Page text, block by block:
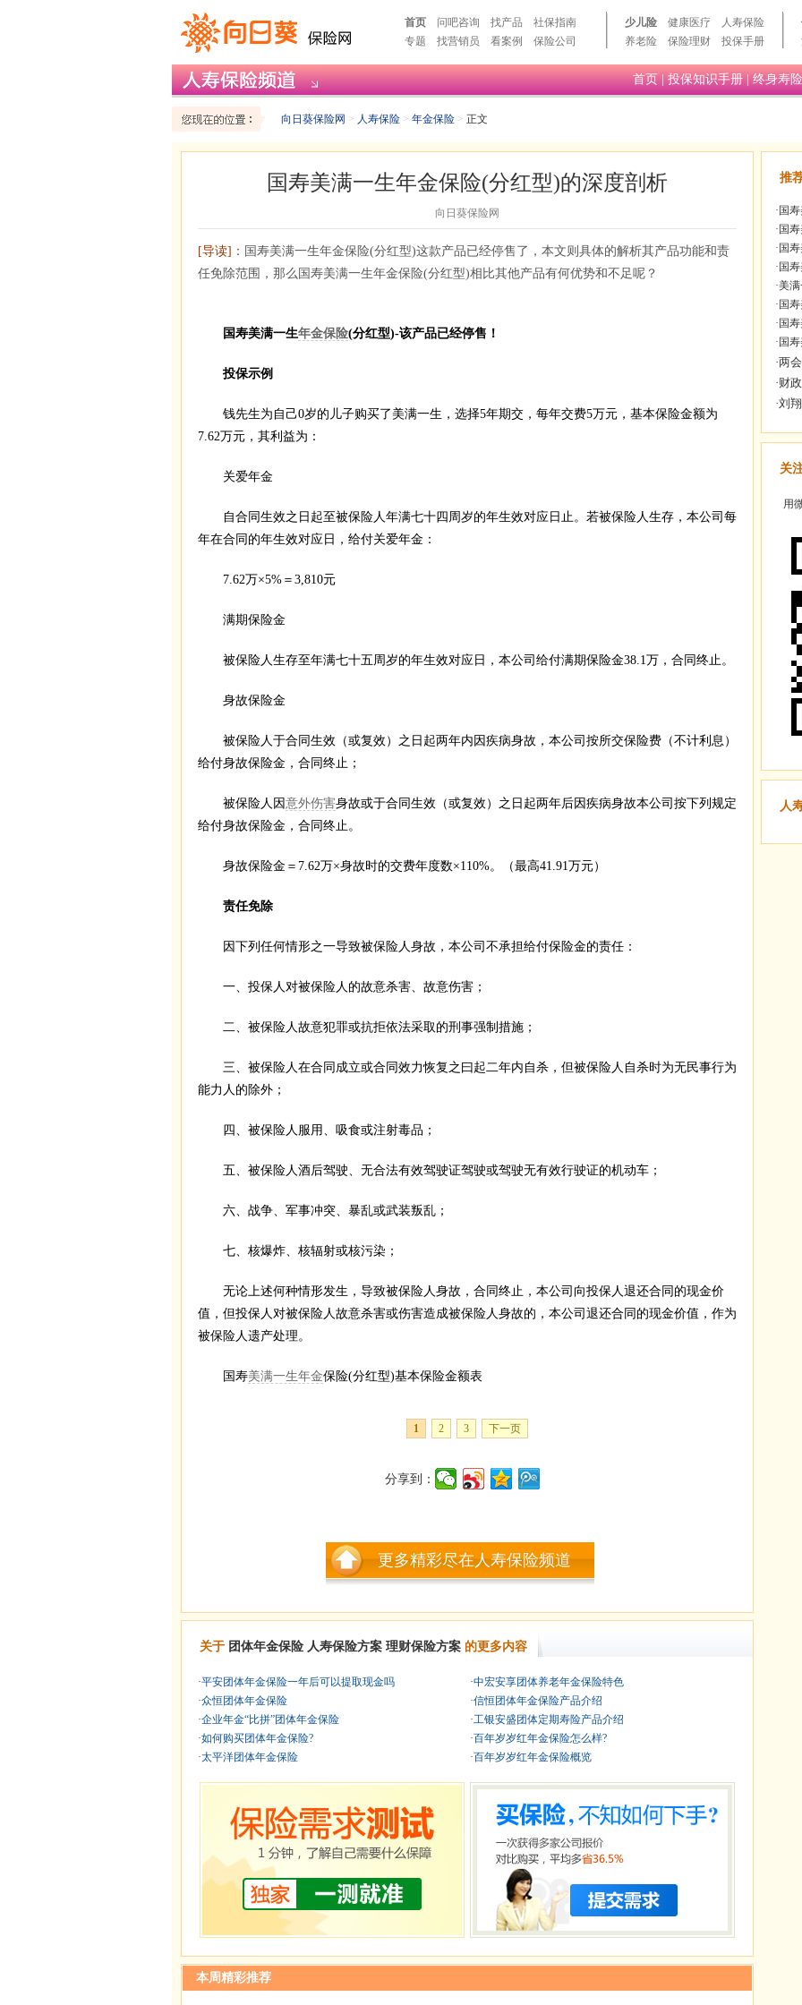
首页 问吧咨询 找产品
社保指南
专题
找营销员 看案例 保险公司
少儿险 健康医疗
人寿保险
养老险
保险理财 投保手册
首页|投保知识手册|终身寿险
向日葵保险网 > 人寿保险 > 年金保险 > 正文
国寿美满一生年金保险(分红型)的深度剖析
向日葵保险网
[导读] ：国寿美满一生年金保险(分红型)这款产品已经停售了，本文则具体的解析其产品功能和责
任免除范围，那么国寿美满一生年金保险(分红型)相比其他产品有何优势和不足呢？
国寿美满一生年金保险(分红型)-该产品已经停售！
投保示例
钱先生为自己0岁的儿子购买了美满一生，选择5年期交，每年交费5万元，基本保险金额为
7.62万元，其利益为：
关爱年金
自合同生效之日起至被保险人年满七十四周岁的年生效对应日止。若被保险人生存，本公司每
年在合同的年生效对应日，给付关爱年金：
7.62万×5%＝3,810元
满期保险金
被保险人生存至年满七十五周岁的年生效对应日，本公司给付满期保险金38.1万，合同终止。
身故保险金
被保险人于合同生效（或复效）之日起两年内因疾病身故，本公司按所交保险费（不计利息）
给付身故保险金，合同终止；
被保险人因意外伤害身故或于合同生效（或复效）之日起两年后因疾病身故本公司按下列规定
给付身故保险金，合同终止。
身故保险金＝7.62万×身故时的交费年度数×110%。（最高41.91万元）
责任免除
因下列任何情形之一导致被保险人身故，本公司不承担给付保险金的责任：
一、投保人对被保险人的故意杀害、故意伤害；
二、被保险人故意犯罪或抗拒依法采取的刑事强制措施；
三、被保险人在合同成立或合同效力恢复之曰起二年内自杀，但被保险人自杀时为无民事行为
能力人的除外；
四、被保险人服用、吸食或注射毒品；
五、被保险人酒后驾驶、无合法有效驾驶证驾驶或驾驶无有效行驶证的机动车；
六、战争、军事冲突、暴乱或武装叛乱；
七、核爆炸、核辐射或核污染；
无论上述何种情形发生，导致被保险人身故，合同终止，本公司向投保人退还合同的现金价
值，但投保人对被保险人故意杀害或伤害造成被保险人身故的，本公司退还合同的现金价值，作为
被保险人遗产处理。
国寿美满一生年金保险(分红型)基本保险金额表
1 2 3 下一页
分享到：
更多精彩尽在人寿保险频道
关于 团体年金保险 人寿保险方案 理财保险方案 的更多内容
·平安团体年金保险一年后可以提取现金吗
·众恒团体年金保险
·企业年金“比拼”团体年金保险
·如何购买团体年金保险?
·太平洋团体年金保险
·中宏安享团体养老年金保险特色
·信恒团体年金保险产品介绍
·工银安盛团体定期寿险产品介绍
·百年岁岁红年金保险怎么样?
·百年岁岁红年金保险概览
本周精彩推荐
推
· 国
· 国
· 国
· 国
·美
· 国
· 国
· 国
关
用
人